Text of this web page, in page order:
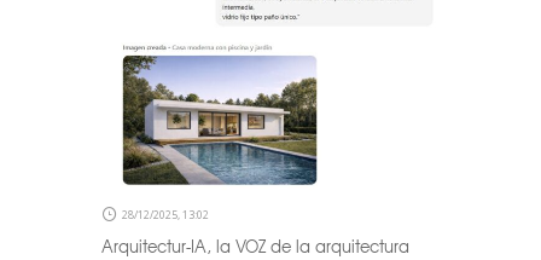
28/12/2025, 13:02
Arquitectur-IA, la VOZ de la arquitectura